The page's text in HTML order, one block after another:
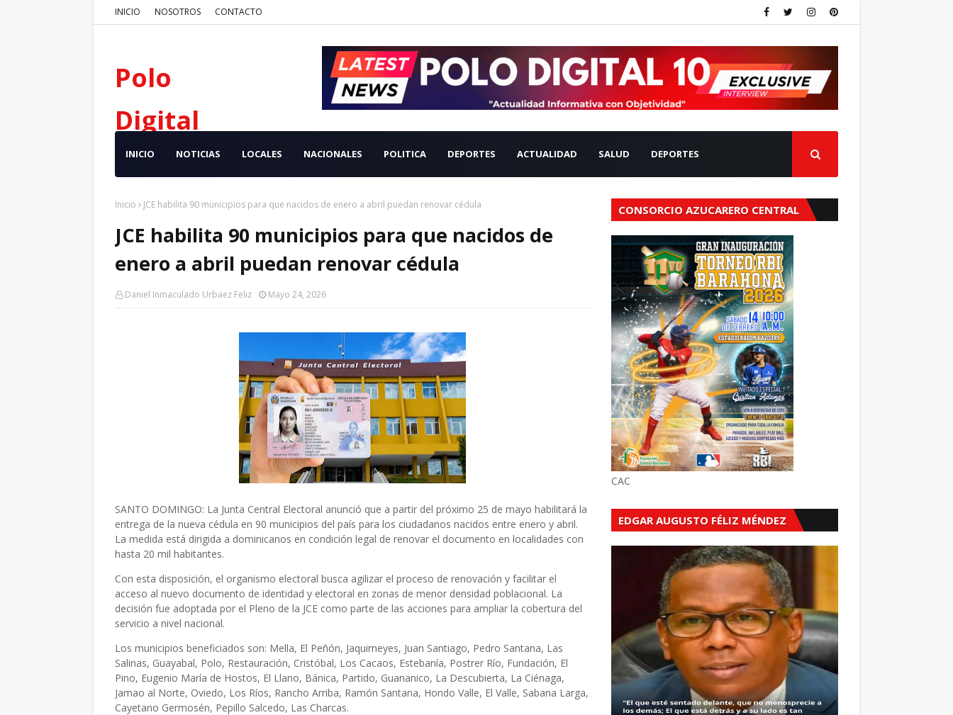
INICIO NOSOTROS CONTACTO
Polo
Digital
INICIO NOTICIAS LOCALES NACIONALES POLITICA DEPORTES ACTUALIDAD SALUD DEPORTES
Inicio JCE habilita 90 municipios para que nacidos de enero a abril puedan renovar cédula
JCE habilita 90 municipios para que nacidos de
enero a abril puedan renovar cédula
Daniel Inmaculado Urbaez Feliz Mayo 24, 2026
SANTO DOMINGO: La Junta Central Electoral anunció que a partir del próximo 25 de mayo habilitará la
entrega de la nueva cédula en 90 municipios del país para los ciudadanos nacidos entre enero y abril.
La medida está dirigida a dominicanos en condición legal de renovar el documento en localidades con
hasta 20 mil habitantes.
Con esta disposición, el organismo electoral busca agilizar el proceso de renovación y facilitar el
acceso al nuevo documento de identidad y electoral en zonas de menor densidad poblacional. La
decisión fue adoptada por el Pleno de la JCE como parte de las acciones para ampliar la cobertura del
servicio a nivel nacional.
Los municipios beneficiados son: Mella, El Peñón, Jaquimeyes, Juan Santiago, Pedro Santana, Las
Salinas, Guayabal, Polo, Restauración, Cristóbal, Los Cacaos, Estebanía, Postrer Río, Fundación, El
Pino, Eugenio María de Hostos, El Llano, Bánica, Partido, Guananico, La Descubierta, La Ciénaga,
Jamao al Norte, Oviedo, Los Ríos, Rancho Arriba, Ramón Santana, Hondo Valle, El Valle, Sabana Larga,
Cayetano Germosén, Pepillo Salcedo, Las Charcas.
CONSORCIO AZUCARERO CENTRAL
CAC
EDGAR AUGUSTO FÉLIZ MÉNDEZ